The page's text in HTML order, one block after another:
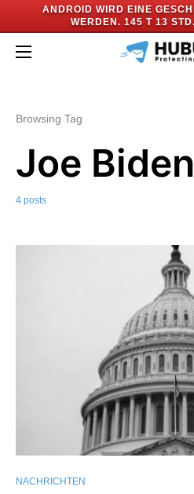
ANDROID WIRD EINE
WERDEN. 145 T 13
Browsing Tag
Joe Biden
4 posts
NACHRICHTEN